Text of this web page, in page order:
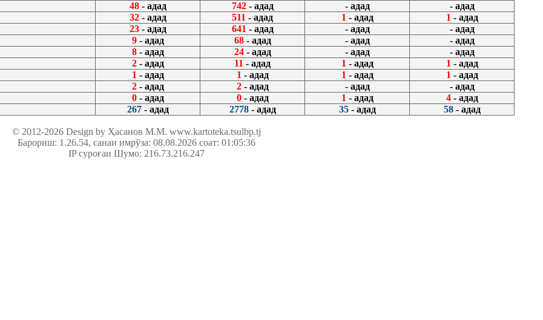
48- адад 742- адад - адад
- адад
32- адад 511 - адад 1 - адад 1 - адад
23- адад 641 - адад - адад
- адад
9- адад 68- адад - адад
- адад
8- адад 24- адад - адад
- адад
2- адад 11 - адад 1 - адад 1 - адад
1 - адад 1 - адад 1 - адад 1 - адад
2- адад 2- адад - адад
- адад
0- адад 0- адад 1 - адад 4- адад
267- адад 2778- адад 35- адад 58- адад
© 2012-2026 Design by Ҳасанов М.М. www.kartoteka.tsulbp.tj
Барориш: 1.26.54, санаи имрўза: 08.08.2026 соат: 01:05:36
IP суроғаи Шумо: 216.73.216.247